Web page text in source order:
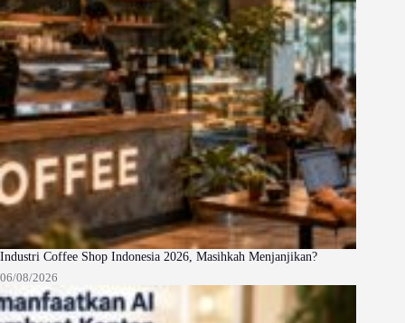
Industri Coffee Shop Indonesia 2026, Masihkah Menjanjikan?
06/08/2026